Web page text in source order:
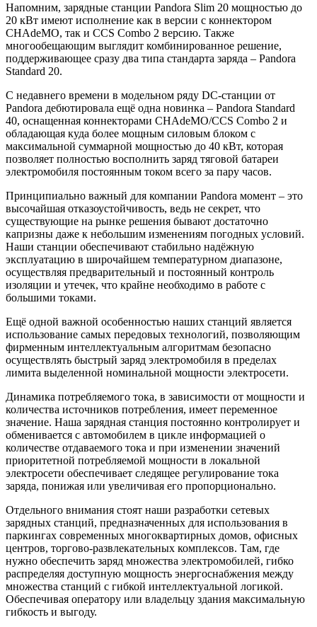
Напомним, зарядные станции Pandora Slim 20 мощностью до
20 кВт имеют исполнение как в версии с коннектором
CHAdeMO, так и CCS Combo 2 версию. Также
многообещающим выглядит комбинированное решение,
поддерживающее сразу два типа стандарта заряда – Pandora
Standard 20.
С недавнего времени в модельном ряду DC-станции от
Pandora дебютировала ещё одна новинка – Pandora Standard
40, оснащенная коннекторами CHAdeMO/CCS Combo 2 и
обладающая куда более мощным силовым блоком с
максимальной суммарной мощностью до 40 кВт, которая
позволяет полностью восполнить заряд тяговой батареи
электромобиля постоянным током всего за пару часов.
Принципиально важный для компании Pandora момент – это
высочайшая отказоустойчивость, ведь не секрет, что
существующие на рынке решения бывают достаточно
капризны даже к небольшим изменениям погодных условий.
Наши станции обеспечивают стабильно надёжную
эксплуатацию в широчайшем температурном диапазоне,
осуществляя предварительный и постоянный контроль
изоляции и утечек, что крайне необходимо в работе с
большими токами.
Ещё одной важной особенностью наших станций является
использование самых передовых технологий, позволяющим
фирменным интеллектуальным алгоритмам безопасно
осуществлять быстрый заряд электромобиля в пределах
лимита выделенной номинальной мощности электросети.
Динамика потребляемого тока, в зависимости от мощности и
количества источников потребления, имеет переменное
значение. Наша зарядная станция постоянно контролирует и
обменивается с автомобилем в цикле информацией о
количестве отдаваемого тока и при изменении значений
приоритетной потребляемой мощности в локальной
электросети обеспечивает следящее регулирование тока
заряда, понижая или увеличивая его пропорционально.
Отдельного внимания стоят наши разработки сетевых
зарядных станций, предназначенных для использования в
паркингах современных многоквартирных домов, офисных
центров, торгово-развлекательных комплексов. Там, где
нужно обеспечить заряд множества электромобилей, гибко
распределяя доступную мощность энергоснабжения между
множества станций с гибкой интеллектуальной логикой.
Обеспечивая оператору или владельцу здания максимальную
гибкость и выгоду.